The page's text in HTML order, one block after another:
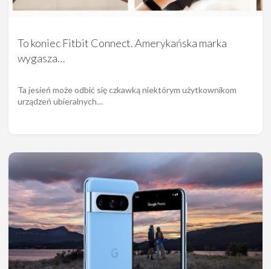
To koniec Fitbit Connect. Amerykańska marka
wygasza…
Ta jesień może odbić się czkawką niektórym użytkownikom
urządzeń ubieralnych…